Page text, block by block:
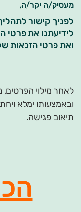
מעסיק/ה יקר/ה,
לפניך קישור
לידיעתנו את
ואת פרטי הזכאות
ובאמצעותו ימלא
תיאום פגישה.